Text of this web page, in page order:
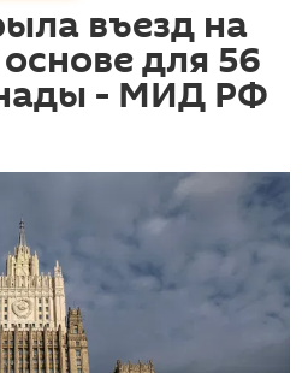
въезд на
для 56
- МИД РФ